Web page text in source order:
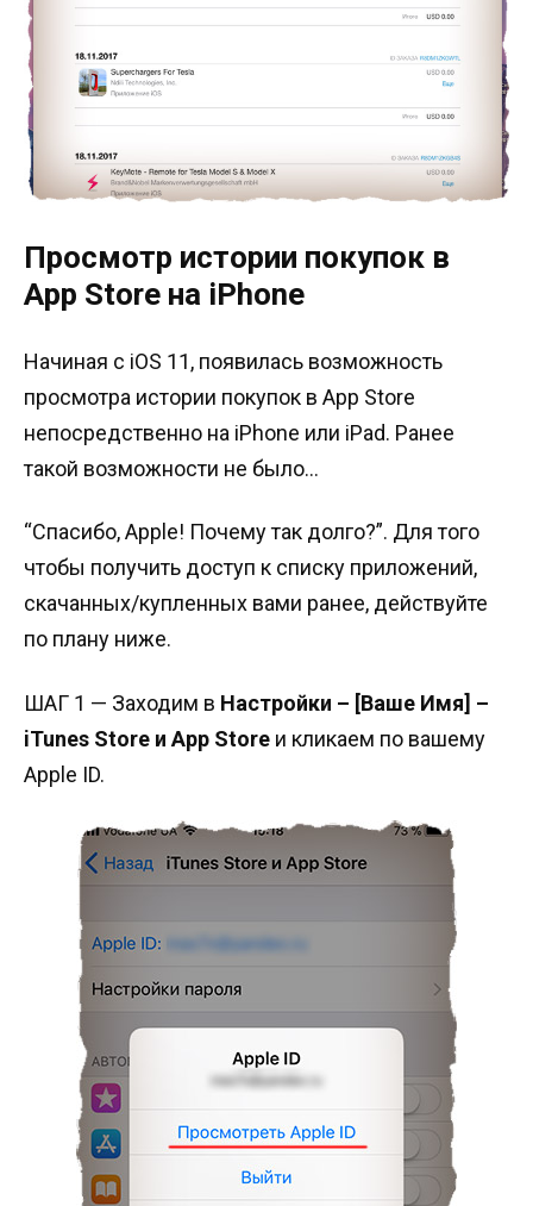
Просмотр истории покупок в
App Store на iPhone
Начиная с iOS 11, появилась возможность
просмотра истории покупок в App Store
непосредственно на iPhone или iPad. Ранее
такой возможности не было…
“Спасибо, Apple! Почему так долго?”. Для того
чтобы получить доступ к списку приложений,
скачанных/купленных вами ранее, действуйте
по плану ниже.
ШАГ 1 — Заходим в Настройки – [Ваше Имя] –
iTunes Store и App Store и кликаем по вашему
Apple ID.